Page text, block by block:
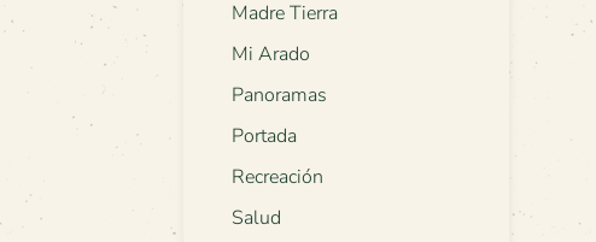
Madre Tierra
Mi Arado
Panoramas
Portada
Recreación
Salud